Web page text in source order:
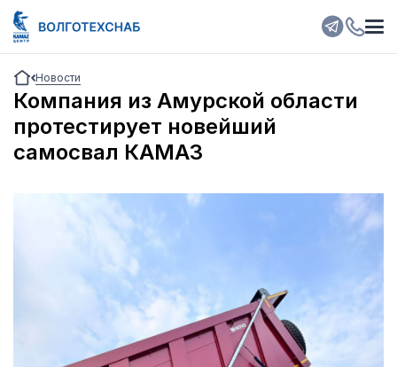
Новости
Компания из Амурской области
протестирует новейший
самосвал КАМАЗ